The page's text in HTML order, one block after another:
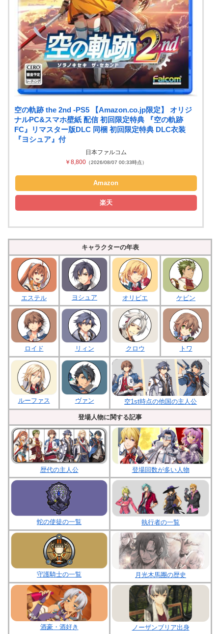
空の軌跡 the 2nd -PS5 【Amazon.co.jp限定】 オリジ
ナルPC&スマホ壁紙 配信 初回限定特典 『空の軌跡
FC』リマスター版DLC 同梱 初回限定特典 DLC衣装
『ヨシュア』付
日本ファルコム
￥8,800 （2026/08/07 00:33時点）
Amazon
楽天
キャラクターの年表
エステル ヨシュア オリビエ ケビン
ロイド リィン クロウ トワ
ルーファス ヴァン 空1st時点の他国の主人公
登場人物に関する記事
歴代の主人公 登場回数が多い人物
蛇の使徒の一覧 執行者の一覧
守護騎士の一覧 月光木馬團の歴史
酒豪・酒好き ノーザンブリア出身